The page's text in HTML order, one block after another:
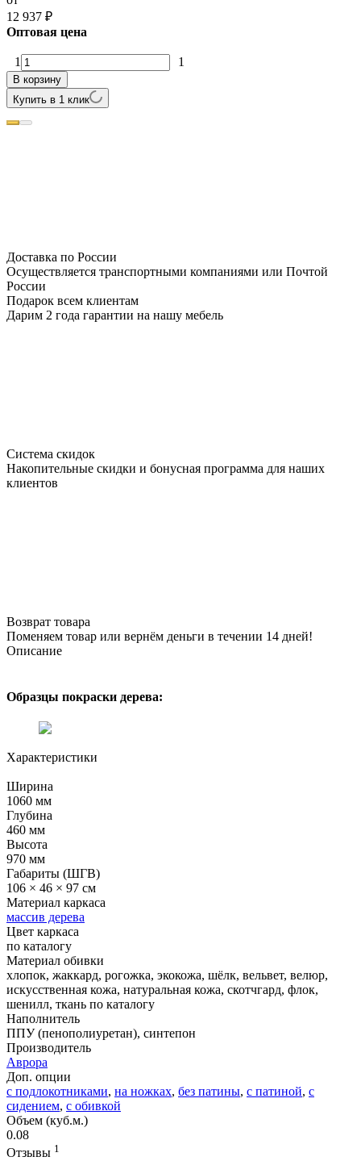
12 937 ₽
Оптовая цена
1 1
В корзину
Купить в 1 клик
Доставка по России
Осуществляется транспортными компаниями или Почтой
России
Подарок всем клиентам
Дарим 2 года гарантии на нашу мебель
Система скидок
Накопительные скидки и бонусная программа для наших
клиентов
Возврат товара
Поменяем товар или вернём деньги в течении 14 дней!
Описание
Образцы покраски дерева:
Характеристики
Ширина
1060 мм
Глубина
460 мм
Высота
970 мм
Габариты (ШГВ)
106 × 46 × 97 см
Материал каркаса
массив дерева
Цвет каркаса
по каталогу
Материал обивки
хлопок, жаккард, рогожка, экокожа, шёлк, вельвет, велюр,
искусственная кожа, натуральная кожа, скотчгард, флок,
шенилл, ткань по каталогу
Наполнитель
ППУ (пенополиуретан), синтепон
Производитель
Аврора
Доп. опции
с подлокотниками, на ножках, без патины, с патиной, с
сидением, с обивкой
Объем (куб.м.)
0.08
Отзывы 1